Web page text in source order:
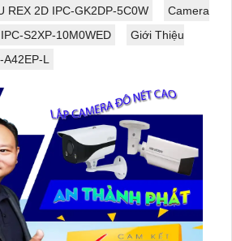
REX 2D IPC-GK2DP-5C0W
Camera
S2XP-10M0WED
Giới Thiệu
L